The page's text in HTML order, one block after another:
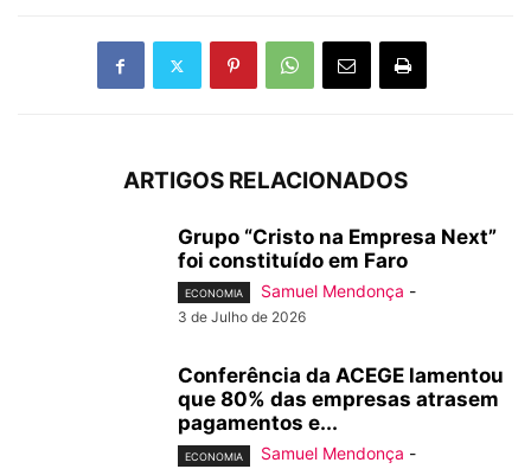
ARTIGOS RELACIONADOS
Grupo “Cristo na Empresa Next”
foi constituído em Faro
ECONOMIA Samuel Mendonça -
3 de Julho de 2026
Conferência da ACEGE lamentou
que 80% das empresas atrasem
pagamentos e...
ECONOMIA Samuel Mendonça -